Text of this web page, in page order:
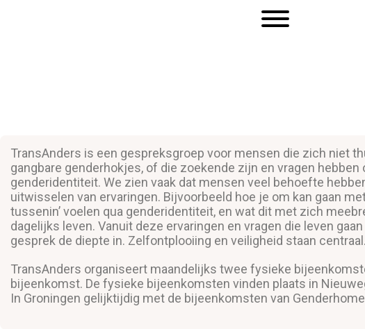
TransAnders is een gespreksgroep voor mensen die zich niet
gangbare genderhokjes, of die zoekende zijn en vragen hebben
genderidentiteit. We zien vaak dat mensen veel behoefte
uitwisselen van ervaringen. Bijvoorbeeld hoe je om kan gaan
tussenin’ voelen qua genderidentiteit, en wat dit met zich
dagelijks leven. Vanuit deze ervaringen en vragen die leven
gesprek de diepte in. Zelfontplooiing en veiligheid staan centraal.
TransAnders organiseert maandelijks twee fysieke
bijeenkomst. De fysieke bijeenkomsten vinden plaats in
In Groningen gelijktijdig met de bijeenkomsten van